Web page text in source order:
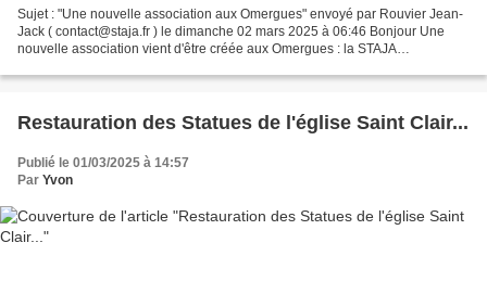
Sujet : "Une nouvelle association aux Omergues" envoyé par Rouvier Jean-
Jack ( contact@staja.fr ) le dimanche 02 mars 2025 à 06:46 Bonjour Une
nouvelle association vient d'être créée aux Omergues : la STAJA
Restauration des Statues de l'église Saint Clair...
Publié le 01/03/2025 à 14:57
Par Yvon